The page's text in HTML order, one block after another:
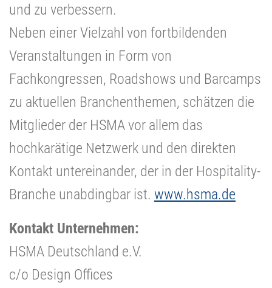
und zu verbessern.
Neben einer Vielzahl von fortbildenden
Veranstaltungen in Form von
Fachkongressen, Roadshows und Barcamps
zu aktuellen Branchenthemen, schätzen die
Mitglieder der HSMA vor allem das
hochkarätige Netzwerk und den direkten
Kontakt untereinander, der in der Hospitality-
Branche unabdingbar ist. www.hsma.de
Kontakt Unternehmen:
HSMA Deutschland e.V.
c/o Design Offices